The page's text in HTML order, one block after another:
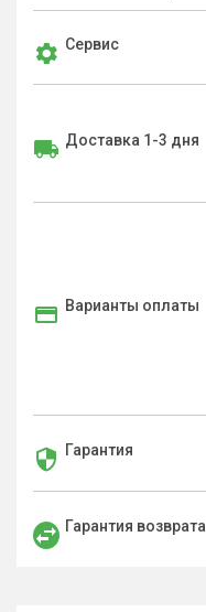
Сервис
Доставка 1-3 дня
Варианты оплаты
Гарантия
Гарантия возврата